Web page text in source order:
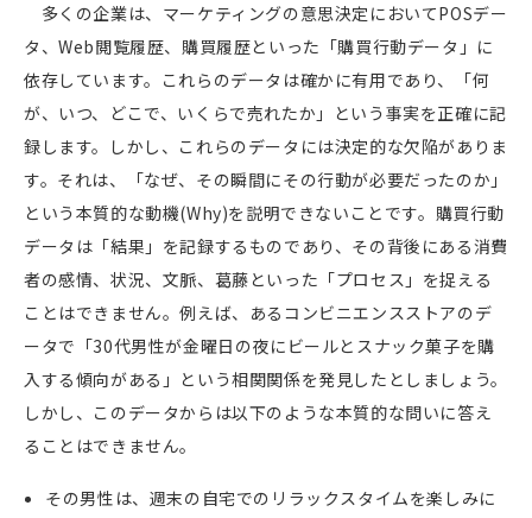
多くの企業は、マーケティングの意思決定においてPOSデー
タ、Web閲覧履歴、購買履歴といった「購買行動データ」に
依存しています。これらのデータは確かに有用であり、「何
が、いつ、どこで、いくらで売れたか」という事実を正確に記
録します。しかし、これらのデータには決定的な欠陥がありま
す。それは、「なぜ、その瞬間にその行動が必要だったのか」
という本質的な動機(Why)を説明できないことです。購買行動
データは「結果」を記録するものであり、その背後にある消費
者の感情、状況、文脈、葛藤といった「プロセス」を捉える
ことはできません。例えば、あるコンビニエンスストアのデ
ータで「30代男性が金曜日の夜にビールとスナック菓子を購
入する傾向がある」という相関関係を発見したとしましょう。
しかし、このデータからは以下のような本質的な問いに答え
ることはできません。
その男性は、週末の自宅でのリラックスタイムを楽しみに